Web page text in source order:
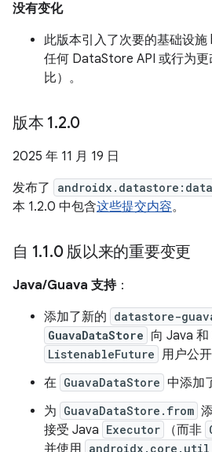
没有变化
此版本引入了次要的基础设施
任何 DataStore API 或行为更
比）。
版本 1.2.0
2025 年 11 月 19 日
发布了
本 1.2.0 中包含这些提交内容。
自 1.1.0 版以来的重要变更
Java/Guava 支持：
添加了新的 datastore-
GuavaDataStore 向 Java 和
ListenableFuture 用户公
在 GuavaDataStore 中添加
为 GuavaDataStore.from
接受 Java Executor （而非
并使用